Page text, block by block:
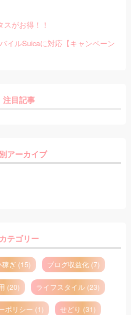
がお得！！
イルSuicaに対応【キャンペーン
注目記事
アーカイブ
カテゴリー
稼ぎ (15) ブログ収益化 (7)
(20) ライフスタイル (23)
ポリシー (1) せどり (31)